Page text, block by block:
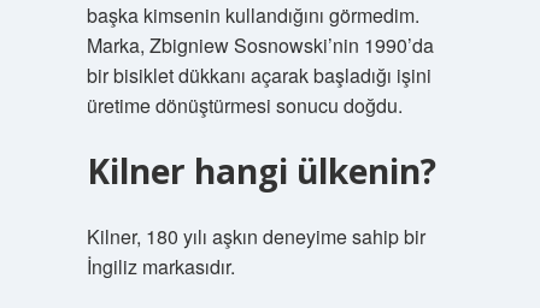
başka kimsenin kullandığını görmedim.
Marka, Zbigniew Sosnowski’nin 1990’da
bir bisiklet dükkanı açarak başladığı işini
üretime dönüştürmesi sonucu doğdu.
Kilner hangi ülkenin?
Kilner, 180 yılı aşkın deneyime sahip bir
İngiliz markasıdır.